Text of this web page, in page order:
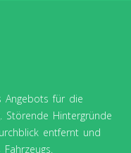
Angebots für die
Störende Hintergründe
entfernt und